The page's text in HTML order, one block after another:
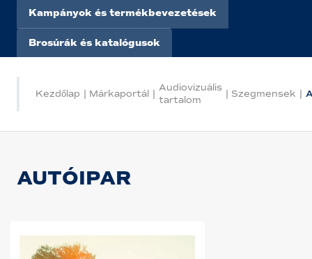
Kampányok és termékbevezetések
Brosúrák és katalógusok
Kezdőlap | Márkaportál |
Audiovizuális
tartalom
| Szegmensek |
AUTÓIPAR